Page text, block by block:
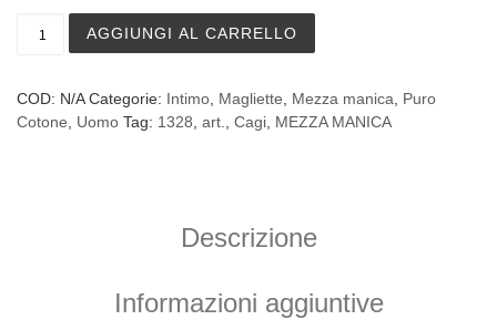
AGGIUNGI AL CARRELLO
COD: N/A Categorie: Intimo Magliette Mezza manica
Puro
Cotone
Uomo Tag: 1328 art. Cagi MEZZA MANICA
Descrizione
Informazioni aggiuntive